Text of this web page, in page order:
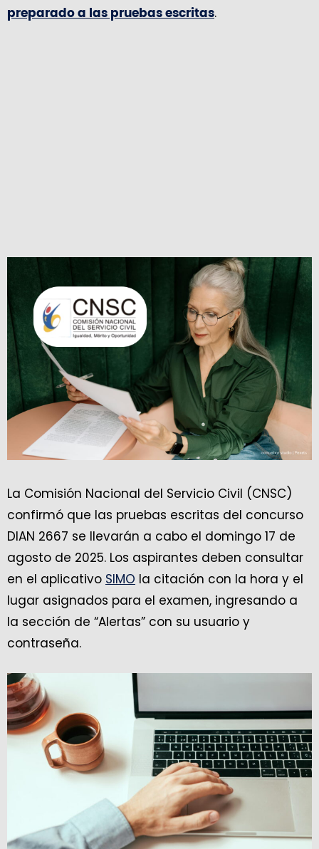
preparado a las pruebas escritas.
La Comisión Nacional del Servicio Civil (CNSC)
confirmó que las pruebas escritas del concurso
DIAN 2667 se llevarán a cabo el domingo 17 de
agosto de 2025. Los aspirantes deben consultar
en el aplicativo SIMO la citación con la hora y el
lugar asignados para el examen, ingresando a
la sección de “Alertas” con su usuario y
contraseña.